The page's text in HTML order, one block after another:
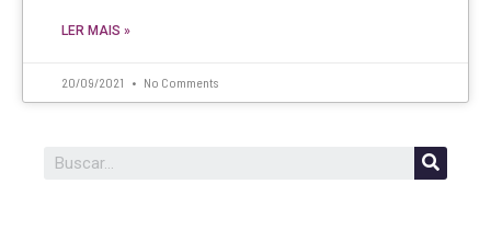
LER MAIS »
20/09/2021 No Comments